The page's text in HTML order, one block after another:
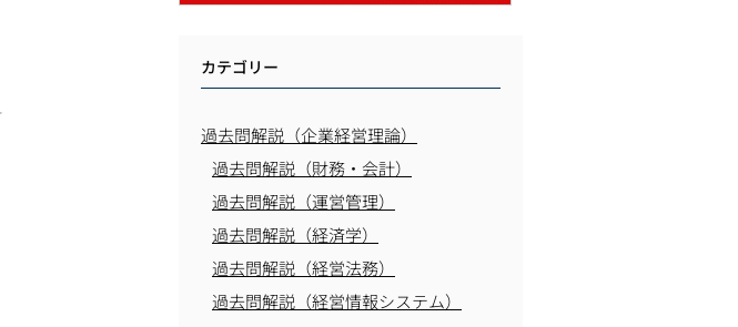
カテゴリー
過去問解説（企業経営理論）
過去問解説（財務・会計）
過去問解説（運営管理）
過去問解説（経済学）
過去問解説（経営法務）
過去問解説（経営情報システム）